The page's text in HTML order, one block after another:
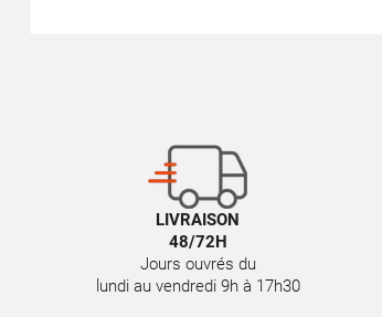
LIVRAISON
48/72H
Jours ouvrés du
lundi au vendredi 9h à 17h30